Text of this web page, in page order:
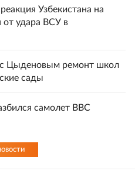
Узбекистана на
от удара ВСУ в
с Цыденовым ремонт школ
сады
самолет ВВС